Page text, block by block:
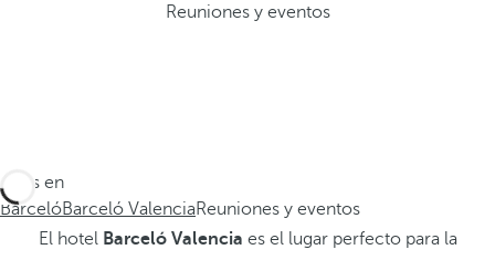
Reuniones y eventos
Estás en
BarcelóBarceló ValenciaReuniones y eventos
El hotel Barceló Valencia es el lugar perfecto para la